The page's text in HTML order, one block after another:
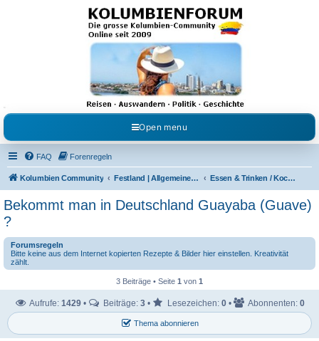
Kolumbienforum - Das
grosse Forum der
Freunde Kolumbiens
Reisen, Auswandern, Kultur, Politik, Geschichte und Visum in Kolumbien und Venezuela.
Austausch, Erfahrungen und Gemeinschaft im Kolumbienforum
Open menu
FAQ Forenregeln
Kolumbien Community Festland | Allgemeine Fragen Essen & Trinken / Koch- Back & Rezeptecke
Bekommt man in Deutschland Guayaba (Guave)
?
Forumsregeln
Bitte keine aus dem Internet kopierten Rezepte & Bilder hier einstellen. Kreativität
zählt.
3 Beiträge • Seite 1 von 1
Thema abonnieren
Aufrufe: 1429• Beiträge: 3• Lesezeichen: 0• Abonnenten: 0